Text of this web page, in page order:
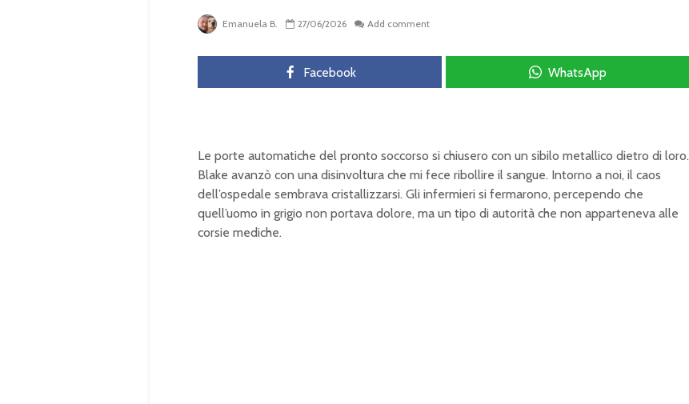
Emanuela B. 27/06/2026 Add comment
Facebook WhatsApp
Le porte automatiche del pronto soccorso si chiusero con un sibilo metallico dietro di loro.
Blake avanzò con una disinvoltura che mi fece ribollire il sangue. Intorno a noi, il caos
dell’ospedale sembrava cristallizzarsi. Gli infermieri si fermarono, percependo che
quell’uomo in grigio non portava dolore, ma un tipo di autorità che non apparteneva alle
corsie mediche.